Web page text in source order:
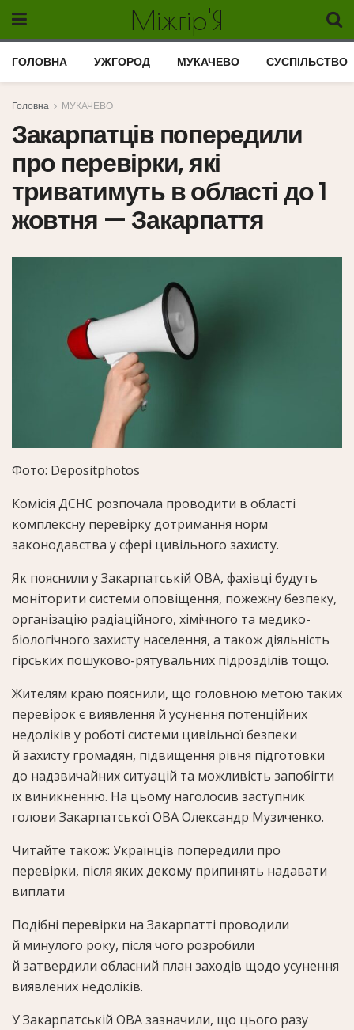
Міжгір'Я
ГОЛОВНА УЖГОРОД МУКАЧЕВО СУСПІЛЬСТВО
Головна МУКАЧЕВО
Закарпатців попередили
про перевірки, які
триватимуть в області до 1
жовтня — Закарпаття
Фото: Depositphotos
Комісія ДСНС розпочала проводити в області
комплексну перевірку дотримання норм
законодавства у сфері цивільного захисту.
Як пояснили у Закарпатській ОВА, фахівці будуть
моніторити системи оповіщення, пожежну безпеку,
організацію радіаційного, хімічного та медико-
біологічного захисту населення, а також діяльність
гірських пошуково-рятувальних підрозділів тощо.
Жителям краю пояснили, що головною метою таких
перевірок є виявлення й усунення потенційних
недоліків у роботі системи цивільної безпеки
й захисту громадян, підвищення рівня підготовки
до надзвичайних ситуацій та можливість запобігти
їх виникненню. На цьому наголосив заступник
голови Закарпатської ОВА Олександр Музиченко.
Читайте також: Українців попередили про
перевірки, після яких декому припинять надавати
виплати
Подібні перевірки на Закарпатті проводили
й минулого року, після чого розробили
й затвердили обласний план заходів щодо усунення
виявлених недоліків.
У Закарпатській ОВА зазначили, що цього разу